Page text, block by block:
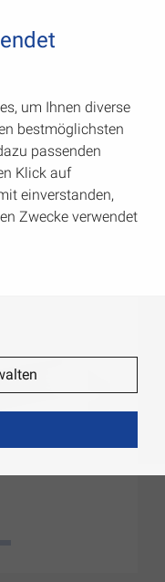
um Ihnen diverse
bestmöglichsten
passenden
Klick auf
einverstanden,
Zwecke verwendet